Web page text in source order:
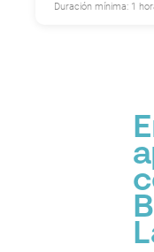
Duración mínima: 1